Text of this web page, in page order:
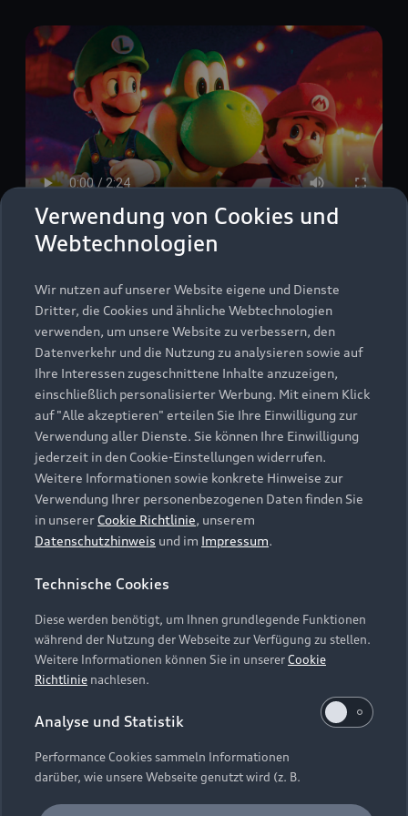
Veröffentlichungsdatum: 24.04.2026
Der Super Mario
Galaxy Film
Regie: Aaron Horvath, Michael Jelenic
Animationsfilm
J / USA 2026, 99 Min., ab 6 Jahre
Die New Yorker Klempner-Brüder Mario und Luigi
haben ihr Glück in der von Prinzessin Peach
ihr früherer Gegner ist in geschrumpfter Form
als dessen Sohn ihn zu befreien versucht und die
Schwester der Prinzessin entführt, müssen die
Klempner-Brüder und ihre Helfer ein weiteres Mal
den Kampf aufnehmen. Drei Jahre nach ihrem
Leinwanddebüt bestreiten die beliebten
Super Mario erobert dabei neue Sphären: Um eine
weitere heldenhafte Mission zu meistern, muss er
sich mit seinem Erzfeind verbünden und das
Verwendung von Cookies und
Webtechnologien
Wir nutzen auf unserer Website eigene und Dienste
Dritter, die Cookies und ähnliche Webtechnologien
verwenden, um unsere Website zu verbessern, den
Datenverkehr und die Nutzung zu analysieren sowie auf
Ihre Interessen zugeschnittene Inhalte anzuzeigen,
einschließlich personalisierter Werbung. Mit einem Klick
auf "Alle akzeptieren" erteilen Sie Ihre Einwilligung zur
Verwendung aller Dienste. Sie können Ihre Einwilligung
jederzeit in den Cookie-Einstellungen widerrufen.
Weitere Informationen sowie konkrete Hinweise zur
Verwendung Ihrer personenbezogenen Daten finden Sie
in unserer Cookie Richtlinie, unserem
Datenschutzhinweis und im Impressum.
Technische Cookies
Diese werden benötigt, um Ihnen grundlegende Funktionen
während der Nutzung der Webseite zur Verfügung zu stellen.
Weitere Informationen können Sie in unsererCookie
Richtlinie nachlesen.
Analyse und Statistik
Performance Cookies sammeln Informationen
darüber, wie unsere Webseite genutzt wird (z. B.